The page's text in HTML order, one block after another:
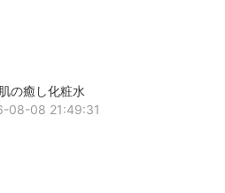
の癒し化粧水
08-08 21:49:31